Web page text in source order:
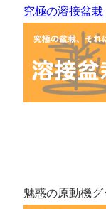
究極の溶接盆栽
魅惑の原動機グ